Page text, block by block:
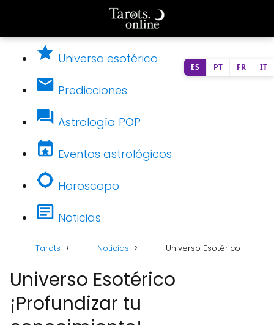
Universo esotérico
Predicciones
Astrología POP
Eventos astrológicos
Horoscopo
Noticias
Tarots Noticias Universo Esotérico
Universo Esotérico
¡Profundizar tu
ES PT FR IT